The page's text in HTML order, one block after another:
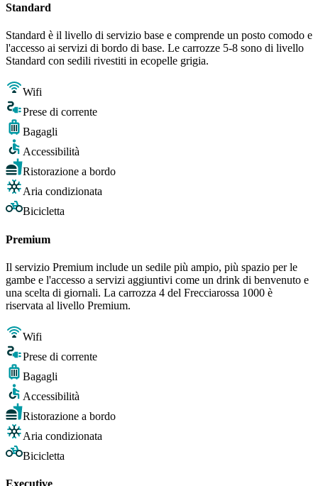
Standard
Standard è il livello di servizio base e comprende un posto comodo e
l'accesso ai servizi di bordo di base. Le carrozze 5-8 sono di livello
Standard con sedili rivestiti in ecopelle grigia.
Wifi
Prese di corrente
Bagagli
Accessibilità
Ristorazione a bordo
Aria condizionata
Bicicletta
Premium
Il servizio Premium include un sedile più ampio, più spazio per le
gambe e l'accesso a servizi aggiuntivi come un drink di benvenuto e
una scelta di giornali. La carrozza 4 del Frecciarossa 1000 è
riservata al livello Premium.
Wifi
Prese di corrente
Bagagli
Accessibilità
Ristorazione a bordo
Aria condizionata
Bicicletta